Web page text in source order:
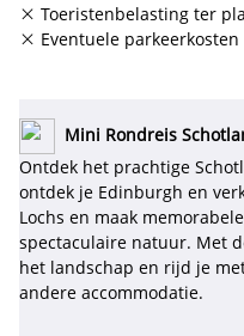
Toeristenbelasting ter
Eventuele parkeerkosten
Mini Rondreis
Ontdek het prachtige
ontdek je Edinburgh en
Lochs en maak
spectaculaire natuur. Met
het landschap en rijd je
andere accommodatie.